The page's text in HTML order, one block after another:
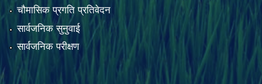
चौमासिक प्रगति प्रतिवेदन
सार्वजनिक सुनुवाई
सार्वजनिक परीक्षण